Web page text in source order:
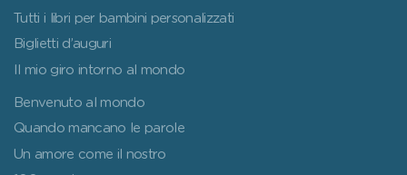
Tutti i libri per bambini personalizzati
Biglietti d’auguri
Il mio giro intorno al mondo
Benvenuto al mondo
Quando mancano le parole
Un amore come il nostro